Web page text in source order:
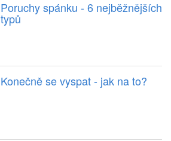
Poruchy spánku - 6 nejběžnějších
typů
Konečně se vyspat - jak na to?